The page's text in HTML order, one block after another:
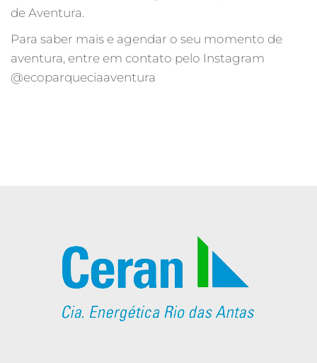
de Aventura.
Para saber mais e agendar o seu momento de
aventura, entre em contato pelo Instagram
@ecoparqueciaaventura